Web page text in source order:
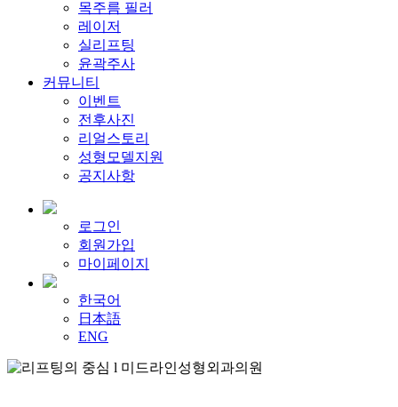
목주름 필러
레이저
실리프팅
윤곽주사
커뮤니티
이벤트
전후사진
리얼스토리
성형모델지원
공지사항
로그인
회원가입
마이페이지
한국어
日本語
ENG